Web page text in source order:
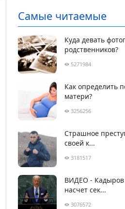
Самые читаемые
Куда девать
родственников?
5271984
Как определить
матери?
3256256
Страшное
своей к...
3181517
ВИДЕО - Кадыров
насчет сек...
3076572